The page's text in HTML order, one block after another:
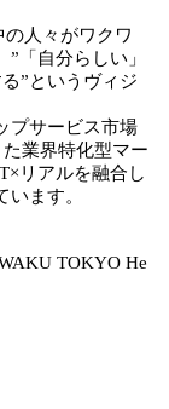
の人々がワクワ
「自分らしい」
”というヴィジ
プサービス市場
業界特化型マー
リアルを融合し
ます。
TOKYO He